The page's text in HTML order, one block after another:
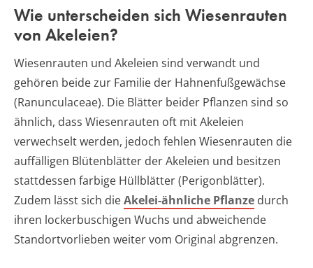
Wie unterscheiden sich Wiesenrauten
von Akeleien?
Wiesenrauten und Akeleien sind verwandt und
gehören beide zur Familie der Hahnenfußgewächse
(Ranunculaceae). Die Blätter beider Pflanzen sind so
ähnlich, dass Wiesenrauten oft mit Akeleien
verwechselt werden, jedoch fehlen Wiesenrauten die
auffälligen Blütenblätter der Akeleien und besitzen
stattdessen farbige Hüllblätter (Perigonblätter).
Zudem lässt sich dieAkelei-ähnliche Pflanze durch
ihren lockerbuschigen Wuchs und abweichende
Standortvorlieben weiter vom Original abgrenzen.